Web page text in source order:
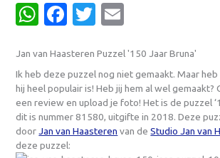
WhatsApp
Facebook
Twitter
Jan van Haasteren Puzzel '150 Jaar Bruna'
Ik heb deze puzzel nog niet gemaakt. Maar
hij heel populair is! Heb jij hem al wel gemaakt?
een review en upload je foto! Het is de puzzel
dit is nummer 81580, uitgifte in 2018. Deze
doorJan van Haasteren van deStudio Jan van
deze puzzel: